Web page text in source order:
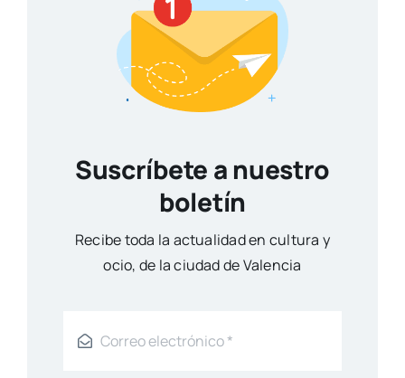
Suscríbete a nuestro
boletín
Reci­be toda la actua­li­dad en cul­tu­ra y
ocio, de la ciu­dad de Valen­cia